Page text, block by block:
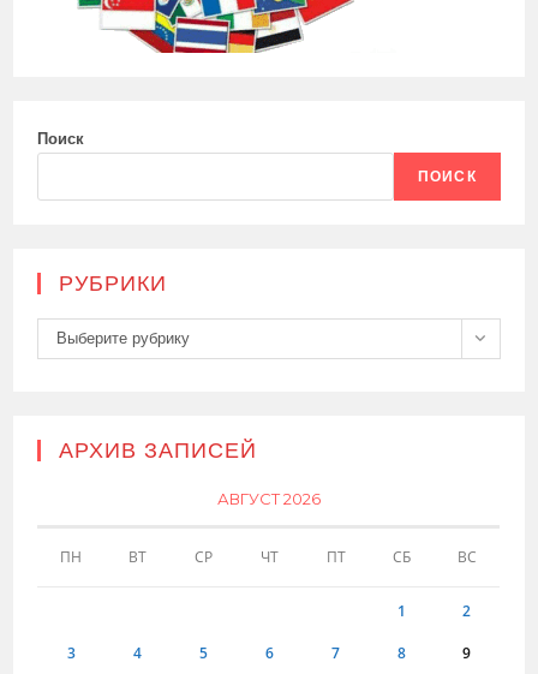
Поиск
ПОИСК
РУБРИКИ
Рубрики
Выберите рубрику
АРХИВ ЗАПИСЕЙ
АВГУСТ 2026
ПН ВТ СР ЧТ ПТ СБ ВС
1 2
3 4 5 6 7 8 9